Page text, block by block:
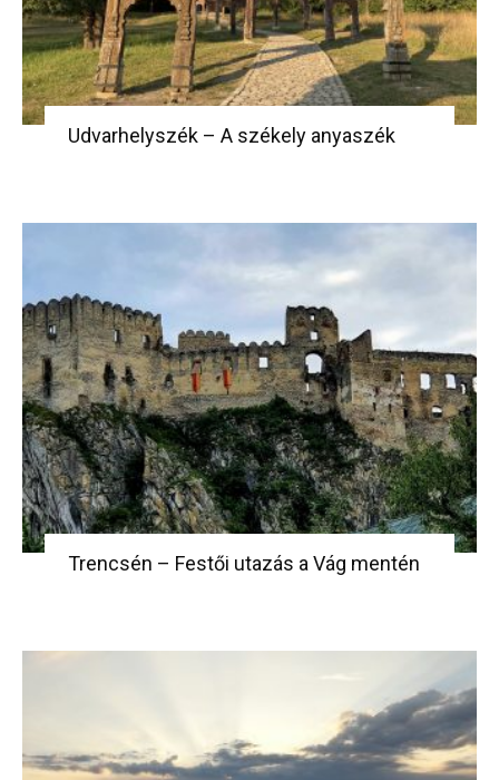
Udvarhelyszék – A székely anyaszék
Trencsén – Festői utazás a Vág mentén